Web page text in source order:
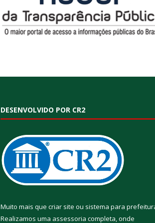
DESENVOLVIDO POR CR2
Muito mais que criar site ou sistema para
Realizamos uma assessoria completa, onde